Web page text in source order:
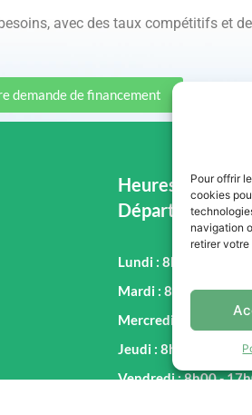
Pour offrir
cookies
navigation
retirer
avec des taux compétitifs et
demande de financement
Heures
Département
Lundi : 8h00 - 17h00
Mardi : 8h00 - 17h00
Mercredi : 8h00 -
Jeudi : 8h00 - 17h00
Vendredi : 8h00 -